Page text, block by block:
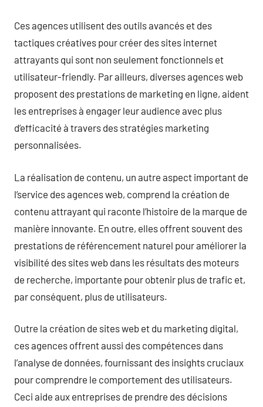
Ces agences utilisent des outils avancés et des
tactiques créatives pour créer des sites internet
attrayants qui sont non seulement fonctionnels et
utilisateur-friendly. Par ailleurs, diverses agences web
proposent des prestations de marketing en ligne, aident
les entreprises à engager leur audience avec plus
d’efficacité à travers des stratégies marketing
personnalisées.
La réalisation de contenu, un autre aspect important de
l’service des agences web, comprend la création de
contenu attrayant qui raconte l’histoire de la marque de
manière innovante. En outre, elles offrent souvent des
prestations de référencement naturel pour améliorer la
visibilité des sites web dans les résultats des moteurs
de recherche, importante pour obtenir plus de trafic et,
par conséquent, plus de utilisateurs.
Outre la création de sites web et du marketing digital,
ces agences offrent aussi des compétences dans
l’analyse de données, fournissant des insights cruciaux
pour comprendre le comportement des utilisateurs.
Ceci aide aux entreprises de prendre des décisions